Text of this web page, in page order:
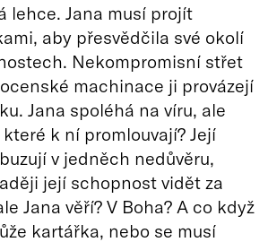
lehce. Jana musí projít
aby přesvědčila své okolí
Nekompromisní střet
machinace ji provázejí
Jana spoléhá na víru, ale
k ní promlouvají? Její
v jedněch nedůvěru,
její schopnost vidět za
Jana věří? V Boha? A co když
kartářka, nebo se musí